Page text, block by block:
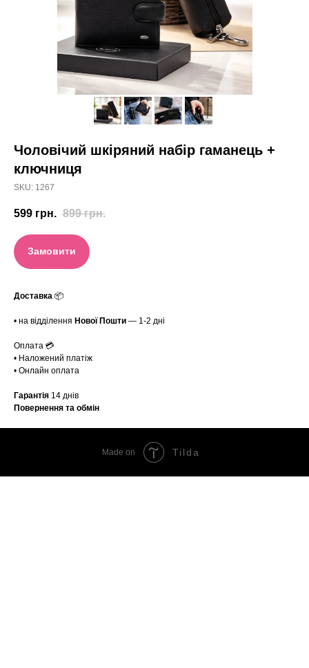
Чоловічий шкіряний набір гаманець +
ключниця
SKU: 1267
599 грн. 899 грн.
Замовити
Доставка 📦
• на відділення Нової Пошти — 1-2 дні
Оплата 💳
• Наложений платіж
• Онлайн оплата
Гарантія 14 днів
Повернення та обмін
Made on Tilda